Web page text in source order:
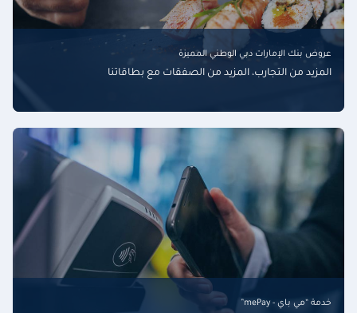
عروض بنك الإمارات دبي الوطني المميزة
المزيد من التجارب، المزيد من الصفقات مع بطاقاتنا
خدمة “مي باي - mePay”